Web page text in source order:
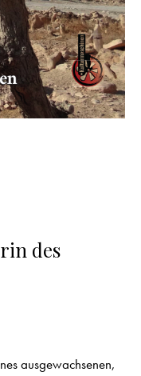
des
ausgewachsenen,